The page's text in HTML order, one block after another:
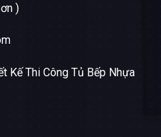
)
Kế Thi Công Tủ Bếp Nhựa